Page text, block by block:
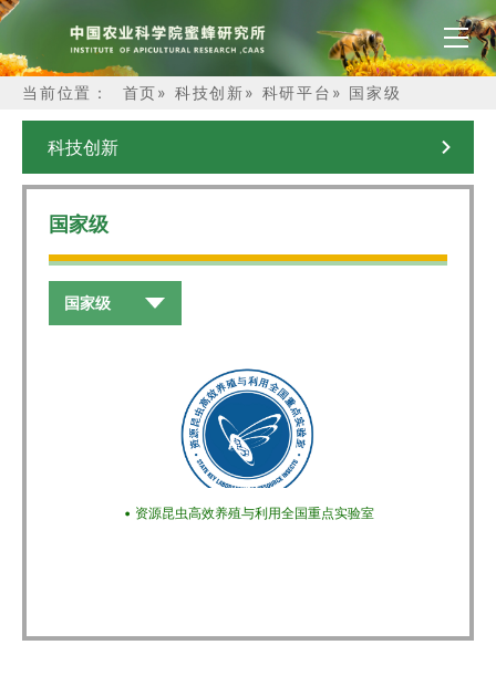
当前位置： 首页» 科技创新» 科研平台 » 国家级
科技创新
国家级
国家级
资源昆虫高效养殖与利用全国重点实验室